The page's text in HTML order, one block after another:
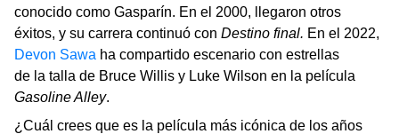
conocido como Gasparín. En el 2000, llegaron otros
éxitos, y su carrera continuó con Destino final. En el 2022,
Devon Sawa ha compartido escenario con estrellas
de la talla de Bruce Willis y Luke Wilson en la película
Gasoline Alley.
¿Cuál crees que es la película más icónica de los años